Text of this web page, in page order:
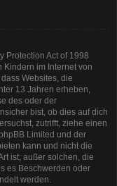
Protection Act of 1998
Kindern im Internet von
Websites, die
13 Jahren erheben,
des oder der
bist, ob dies auf dich
zutrifft, ziehe einen
Limited und der
kann und nicht die
ist; außer solchen, die
es Beschwerden oder
werden.